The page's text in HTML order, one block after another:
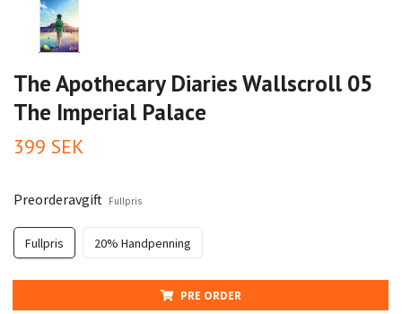
The Apothecary Diaries Wallscroll 05
The Imperial Palace
399 SEK
Preorderavgift Fullpris
Fullpris 20% Handpenning
PRE ORDER